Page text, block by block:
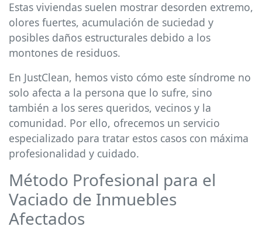
Estas viviendas suelen mostrar desorden extremo,
olores fuertes, acumulación de suciedad y
posibles daños estructurales debido a los
montones de residuos.
En JustClean, hemos visto cómo este síndrome no
solo afecta a la persona que lo sufre, sino
también a los seres queridos, vecinos y la
comunidad. Por ello, ofrecemos un servicio
especializado para tratar estos casos con máxima
profesionalidad y cuidado.
Método Profesional para el
Vaciado de Inmuebles
Afectados